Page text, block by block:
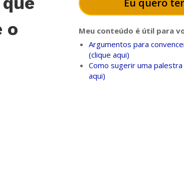
o
Eu quero
Meu conteúdo é útil para
Argumentos para
(clique aqui)
Como sugerir uma
aqui)